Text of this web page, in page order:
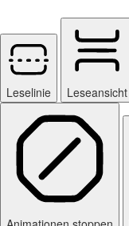
Leselinie Leseansicht